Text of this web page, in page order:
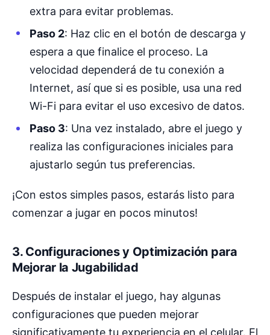
extra para evitar problemas.
Paso 2: Haz clic en el botón de descarga y
espera a que finalice el proceso. La
velocidad dependerá de tu conexión a
Internet, así que si es posible, usa una red
Wi-Fi para evitar el uso excesivo de datos.
Paso 3: Una vez instalado, abre el juego y
realiza las configuraciones iniciales para
ajustarlo según tus preferencias.
¡Con estos simples pasos, estarás listo para
comenzar a jugar en pocos minutos!
3. Configuraciones y Optimización para
Mejorar la Jugabilidad
Después de instalar el juego, hay algunas
configuraciones que pueden mejorar
significativamente tu experiencia en el celular. El